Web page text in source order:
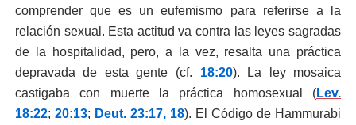
comprender que es un eufemismo para referirse a la
relación sexual. Esta actitud va contra las leyes sagradas
de la hospitalidad, pero, a la vez, resalta una práctica
depravada de esta gente (cf. 18:20). La ley mosaica
castigaba con muerte la práctica homosexual (Lev.
18:22; 20:13; Deut. 23:17, 18). El Código de Hammurabi